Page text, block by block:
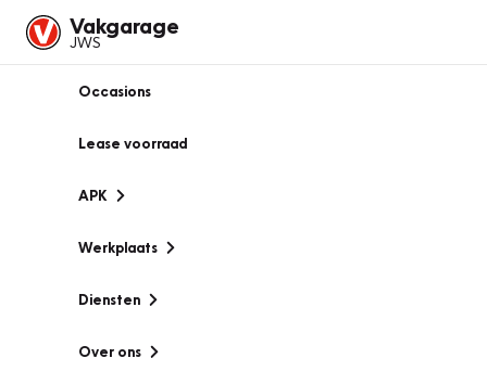
Vakgarage
JWS
Occasions
Lease voorraad
APK
Werkplaats
Diensten
Over ons